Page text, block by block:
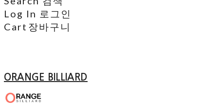
Log In 로그인
Cart 장바구니
ORANGE BILLIARD